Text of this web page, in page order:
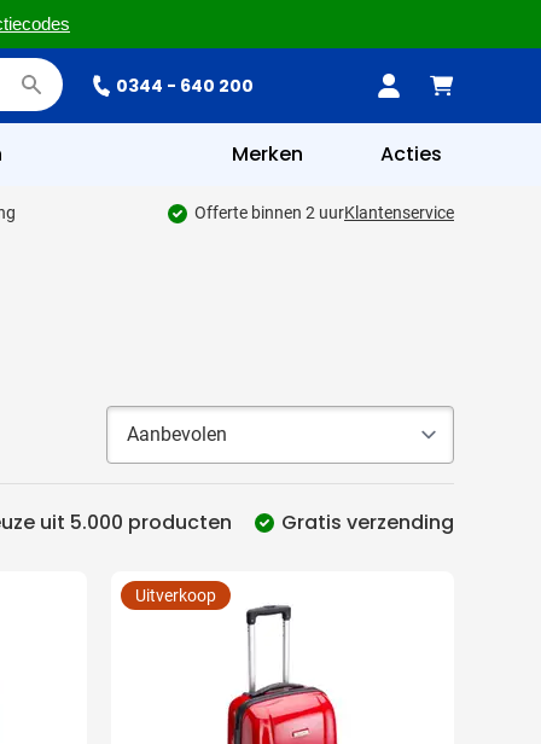
0344 - 640 200
Merken Acties
Offerte binnen 2 uurKlantenservice
uit 5.000 producten Gratis verzending
Uitverkoop